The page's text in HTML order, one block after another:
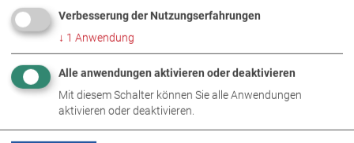
Verbesserung der Nutzungserfahrungen
↓ 1 Anwendung
Alle anwendungen aktivieren oder deaktivieren
Mit diesem Schalter können Sie alle Anwendungen
aktivieren oder deaktivieren.